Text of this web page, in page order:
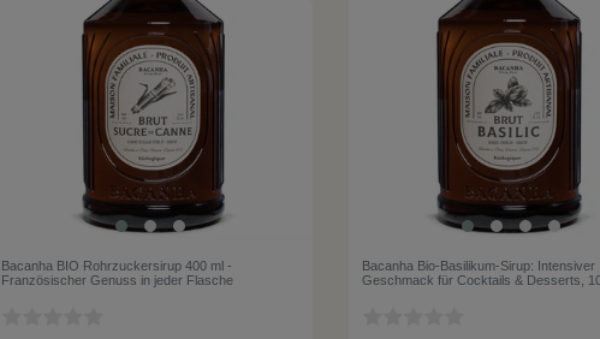
Bacanha BIO Rohrzuckersirup 400 ml -
Französischer Genuss in jeder Flasche
Bacanha Bio-Basilikum-Sirup: Intensiver
Geschmack für Cocktails & Desserts,